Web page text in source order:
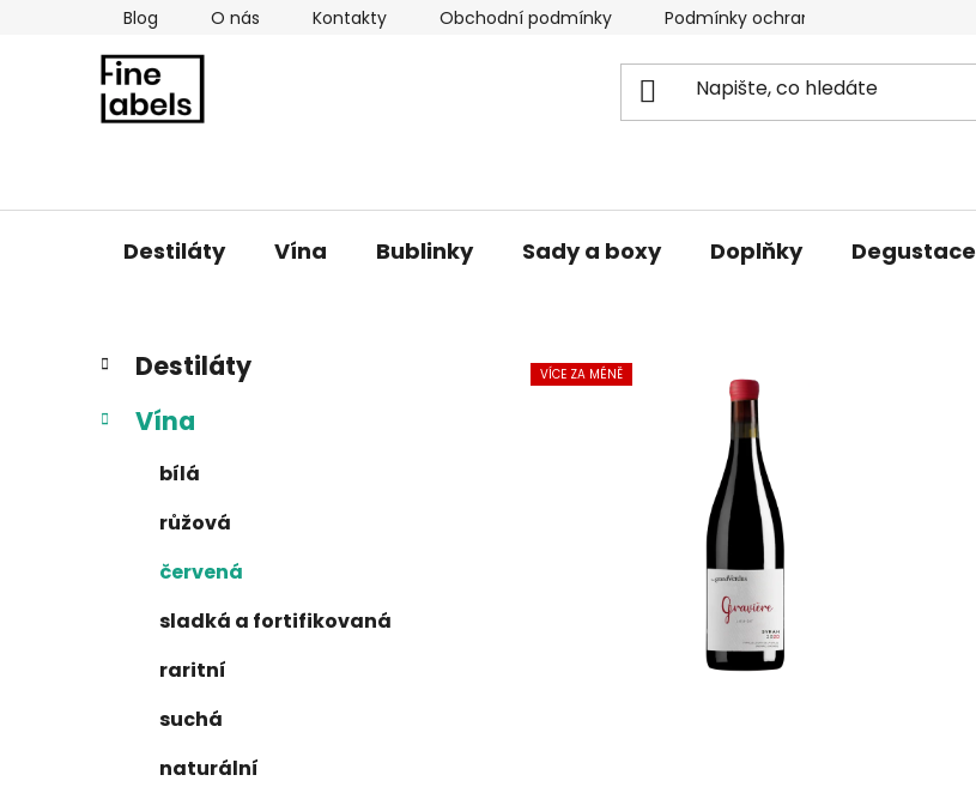
Blog O nás Kontakty Obchodní podmínky Podmínky ochrany osobních údajů
Destiláty Vína Bublinky Sady a boxy Doplňky Degustace
P
s
Přeskočit
kategorie
K
a
e
Destiláty
Vína
bílá
růžová
červená
sladká a fortifikovaná
raritní
suchá
naturální
VÍCE ZA MÉNĚ